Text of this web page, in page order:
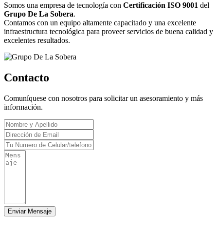
Somos una empresa de tecnología con Certificación ISO 9001 del
Grupo De La Sobera.
Contamos con un equipo altamente capacitado y una excelente
infraestructura tecnológica para proveer servicios de buena calidad y
excelentes resultados.
Contacto
Comuníquese con nosotros para solicitar un asesoramiento y más
información.